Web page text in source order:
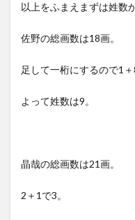
以上をふまえまずは姓数
佐野の総画数は18画。
足して一桁にするので1＋
よって姓数は9。
晶哉の総画数は21画。
2＋1で3。